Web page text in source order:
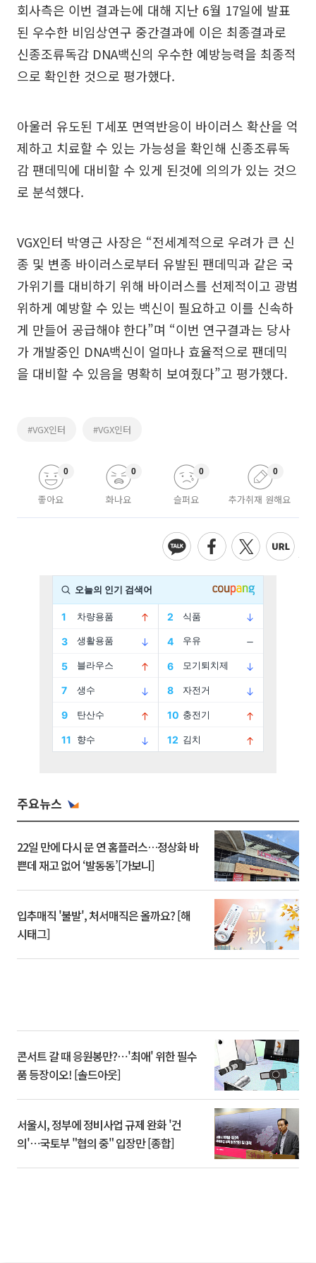
회사측은 이번 결과는에 대해 지난 6월 17일에 발표
된 우수한 비임상연구 중간결과에 이은 최종결과로
신종조류독감 DNA백신의 우수한 예방능력을 최종적
으로 확인한 것으로 평가했다.
아울러 유도된 T세포 면역반응이 바이러스 확산을 억
제하고 치료할 수 있는 가능성을 확인해 신종조류독
감 팬데믹에 대비할 수 있게 된것에 의의가 있는 것으
로 분석했다.
VGX인터 박영근 사장은 “전세계적으로 우려가 큰 신
종 및 변종 바이러스로부터 유발된 팬데믹과 같은 국
가위기를 대비하기 위해 바이러스를 선제적이고 광범
위하게 예방할 수 있는 백신이 필요하고 이를 신속하
게 만들어 공급해야 한다”며 “이번 연구결과는 당사
가 개발중인 DNA백신이 얼마나 효율적으로 팬데믹
을 대비할 수 있음을 명확히 보여줬다”고 평가했다.
#VGX인터 #VGX인터
좋아요
0
화나요
0
슬퍼요
0
추가취재 원해요
0
주요뉴스
22일 만에 다시 문 연 홈플러스…정상화 바
쁜데 재고 없어 ‘발동동’[가보니]
입추매직 '불발', 처서매직은 올까요? [해
시태그]
콘서트 갈 때 응원봉만?⋯'최애' 위한 필수
품 등장이오! [솔드아웃]
서울시, 정부에 정비사업 규제 완화 '건
의'⋯국토부 "협의 중" 입장만 [종합]